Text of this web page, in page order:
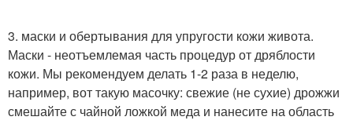
3. маски и обертывания для упругости кожи живота.
Маски - неотъемлемая часть процедур от дряблости
кожи. Мы рекомендуем делать 1-2 раза в неделю,
например, вот такую масочку: свежие (не сухие) дрожжи
смешайте с чайной ложкой меда и нанесите на область